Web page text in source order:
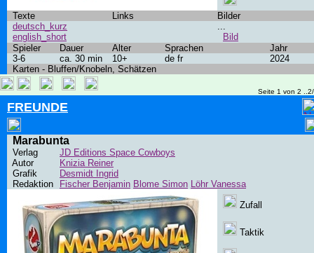
Texte Links
Bilder
deutsch_kurz
english_short
...
Bild
Spieler
Dauer Alter Sprachen
Jahr
3-6
ca. 30 min 10+ de fr
2024
Karten - Bluffen/Knobeln, Schätzen
Seite 1 von 2
FREUNDE
Marabunta
Verlag
JD Editions Space Cowboys
Autor
Knizia Reiner
Grafik
Desmidt Ingrid
Redaktion
Fischer Benjamin Blome Simon Löhr Vanessa
Zufall
Taktik